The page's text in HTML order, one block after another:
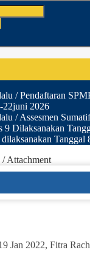
/ Pendaftaran
22juni 2026
/ Assesmen
Dilaksanakan
Tanggal
/ Attachment
Jan 2022, Fitra